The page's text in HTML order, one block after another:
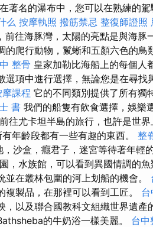
著名的瀑布中，您可以在熟練的
么 按摩執照 撥筋禁忌 整復師證照
前往海豚灣，太陽的亮點是與海豚
的爬行動物，鬣蜥和五顏六色的
整骨 皇家加勒比海船上的每個人
項中進行選擇，無論您是在尋找
課程 它的不同類別提供了所有獨
書 我們的船隻有飲食選擇，娛樂
往尤卡坦半島的旅行，也許是世
年齡段都有一些有趣的東西。 整
沙盒，癮君子，迷宮等待著年輕
，水族館，可以看到異國情調的
在叢林包圍的河上划船的機會。
製品，在那裡可以看到工匠。
，以及聯合國教科文組織世界遺產
的牛奶浴一樣美麗。 台中